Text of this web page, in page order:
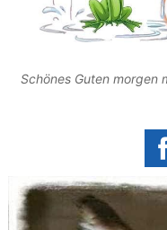
Schönes Guten morgen